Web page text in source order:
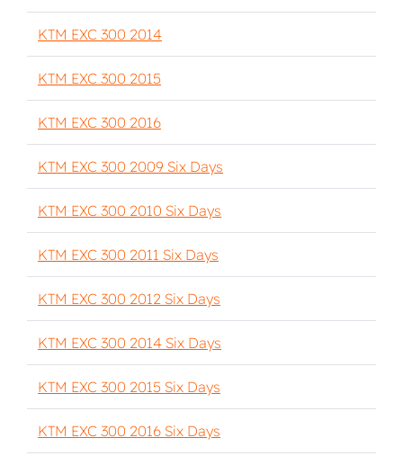
KTM EXC 300 2014
KTM EXC 300 2015
KTM EXC 300 2016
KTM EXC 300 2009 Six Days
KTM EXC 300 2010 Six Days
KTM EXC 300 2011 Six Days
KTM EXC 300 2012 Six Days
KTM EXC 300 2014 Six Days
KTM EXC 300 2015 Six Days
KTM EXC 300 2016 Six Days